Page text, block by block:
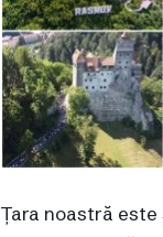
Țara noastră